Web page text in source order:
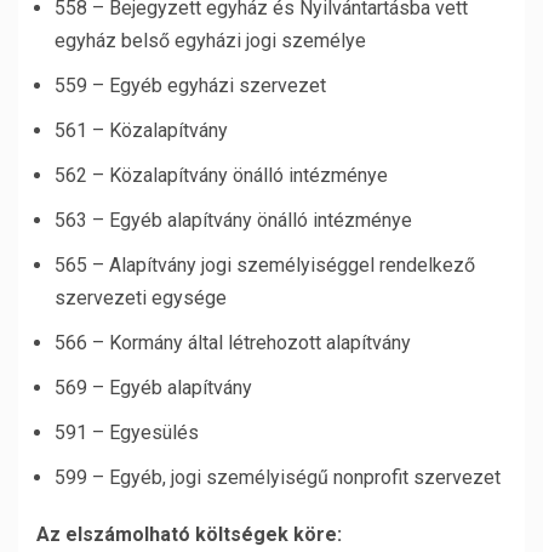
558 – Bejegyzett egyház és Nyilvántartásba vett
egyház belső egyházi jogi személye
559 – Egyéb egyházi szervezet
561 – Közalapítvány
562 – Közalapítvány önálló intézménye
563 – Egyéb alapítvány önálló intézménye
565 – Alapítvány jogi személyiséggel rendelkező
szervezeti egysége
566 – Kormány által létrehozott alapítvány
569 – Egyéb alapítvány
591 – Egyesülés
599 – Egyéb, jogi személyiségű nonprofit szervezet
Az elszámolható költségek köre: